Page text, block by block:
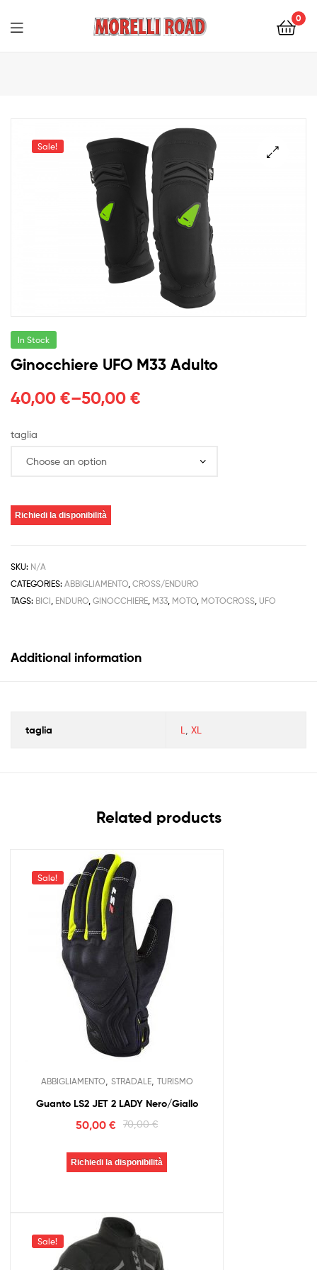
0
Sale!
In Stock
Ginocchiere UFO M33 Adulto
40,00 €–50,00 €
taglia
Richiedi la disponibilità
SKU: N/A
CATEGORIES: ABBIGLIAMENTO, CROSS/ENDURO
TAGS: BICI, ENDURO, GINOCCHIERE, M33, MOTO, MOTOCROSS, UFO
Additional information
taglia L XL
Related products
Sale!
ABBIGLIAMENTO STRADALE, TURISMO
Guanto LS2 JET 2 LADY Nero/Giallo
70,00€
50,00€
Richiedi la disponibilità
Sale!